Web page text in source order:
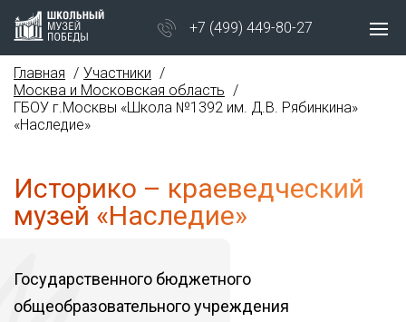
+7 (499) 449-80-27
Главная
Участники
Москва и Московская область
ГБОУ г.Москвы «Школа №1392 им. Д.В. Рябинкина»
«Наследие»
Историко – краеведческий
музей «Наследие»
Государственного бюджетного
общеобразовательного учреждения